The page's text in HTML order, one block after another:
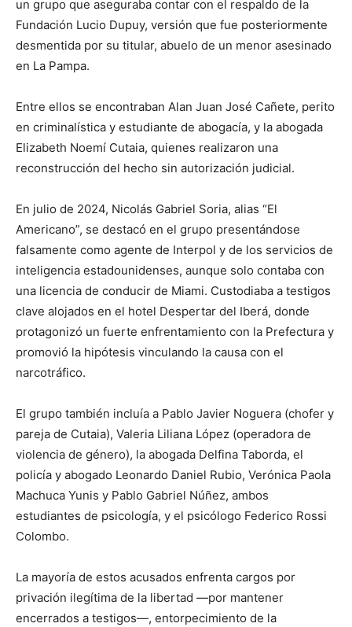
un grupo que aseguraba contar con el respaldo de la
Fundación Lucio Dupuy, versión que fue posteriormente
desmentida por su titular, abuelo de un menor asesinado
en La Pampa.
Entre ellos se encontraban Alan Juan José Cañete, perito
en criminalística y estudiante de abogacía, y la abogada
Elizabeth Noemí Cutaia, quienes realizaron una
reconstrucción del hecho sin autorización judicial.
En julio de 2024, Nicolás Gabriel Soria, alias “El
Americano”, se destacó en el grupo presentándose
falsamente como agente de Interpol y de los servicios de
inteligencia estadounidenses, aunque solo contaba con
una licencia de conducir de Miami. Custodiaba a testigos
clave alojados en el hotel Despertar del Iberá, donde
protagonizó un fuerte enfrentamiento con la Prefectura y
promovió la hipótesis vinculando la causa con el
narcotráfico.
El grupo también incluía a Pablo Javier Noguera (chofer y
pareja de Cutaia), Valeria Liliana López (operadora de
violencia de género), la abogada Delfina Taborda, el
policía y abogado Leonardo Daniel Rubio, Verónica Paola
Machuca Yunis y Pablo Gabriel Núñez, ambos
estudiantes de psicología, y el psicólogo Federico Rossi
Colombo.
La mayoría de estos acusados enfrenta cargos por
privación ilegítima de la libertad —por mantener
encerrados a testigos—, entorpecimiento de la